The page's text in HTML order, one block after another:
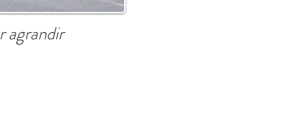
agrandir